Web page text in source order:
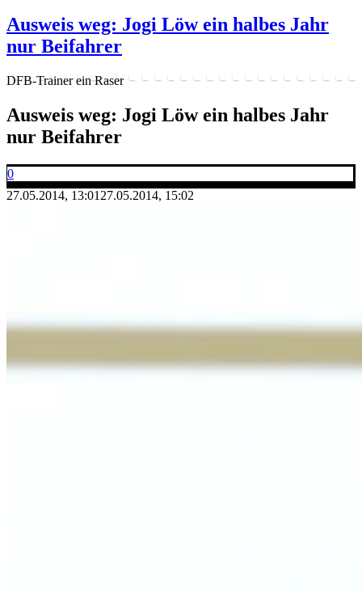
Ausweis weg: Jogi Löw ein halbes Jahr
nur Beifahrer
DFB-Trainer ein Raser
Ausweis weg: Jogi Löw ein halbes Jahr
nur Beifahrer
0
27.05.2014, 13:01 27.05.2014, 15:02